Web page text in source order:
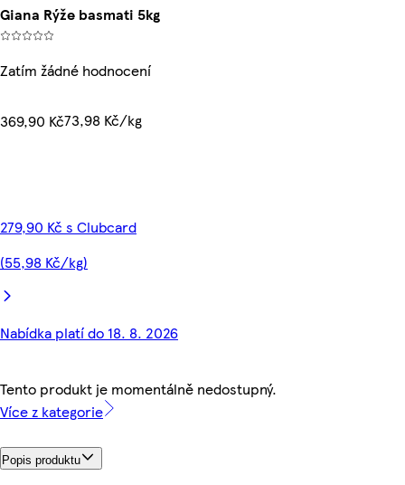
Giana Rýže basmati 5kg
Zatím žádné hodnocení
369,90 Kč73,98 Kč/kg
279,90 Kč s Clubcard
(55,98 Kč/kg)
Nabídka platí do 18. 8. 2026
Tento produkt je momentálně nedostupný.
Více z kategorie
Popis produktu